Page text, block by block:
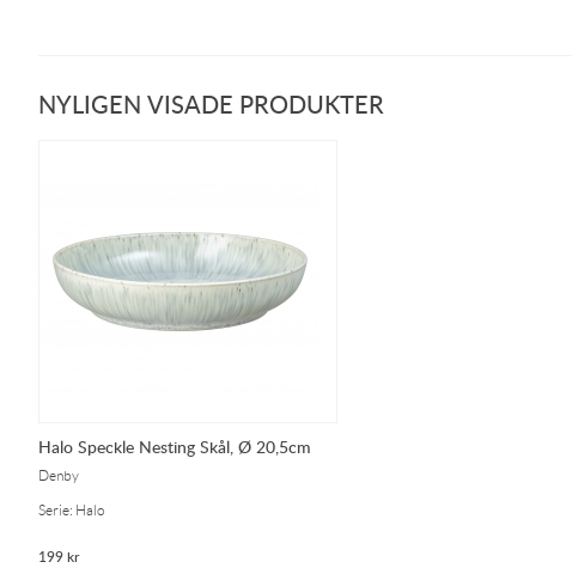
NYLIGEN VISADE PRODUKTER
Halo Speckle Nesting Skål, Ø 20,5cm
Denby
Serie: Halo
199kr